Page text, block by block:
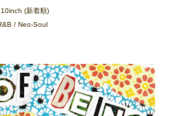
(新着順)
/ Neo-Soul